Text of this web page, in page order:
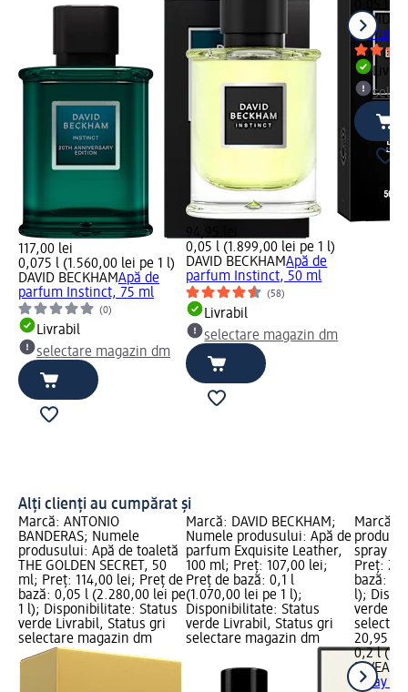
117,00 lei
0,075 l (1.560,00 lei pe 1 l)
DAVID BECKHAMApă de
parfum Instinct, 75 ml
(0)
Livrabil
selectare magazin dm
94,95 lei
0,05 l (1.899,00 lei pe 1 l)
DAVID BECKHAMApă de
parfum Instinct, 50 ml
(58)
Livrabil
selectare magazin dm
DAVID
parfum
Alți clienți au cumpărat și
Marcă: ANTONIO
BANDERAS; Numele
produsului: Apă de toaletă
THE GOLDEN SECRET, 50
ml; Preț: 114,00 lei; Preț de
bază: 0,05 l (2.280,00 lei pe
1 l); Disponibilitate: Status
verde Livrabil, Status gri
selectare magazin dm
Marcă: DAVID BECKHAM;
Numele produsului: Apă de
parfum Exquisite Leather,
100 ml; Preț: 107,00 lei;
Preț de bază: 0,1 l
(1.070,00 lei pe 1 l);
Disponibilitate: Status
verde Livrabil, Status gri
selectare magazin dm
Marcă:
spray
Preț:
bază:
l);
verde
20,95 lei
0,2 l
NIVEA
spray